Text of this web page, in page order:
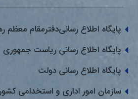
پایگاه اطلاع رسانی‌دفترمقام معظم
پایگاه اطلاع رسانی ریاست جمهوری
پایگاه اطلاع رسانی دولت
سازمان امور اداری و استخدامی